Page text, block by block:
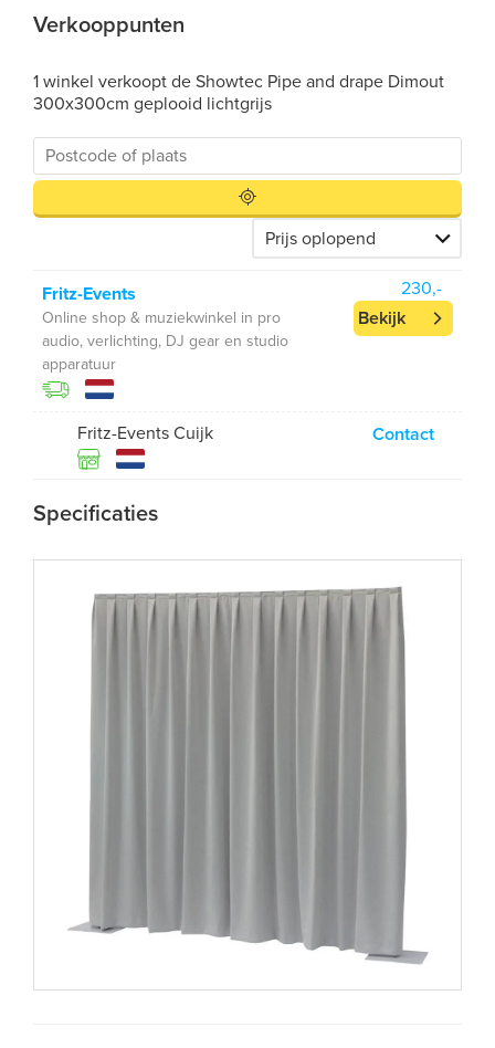
Verkooppunten
1 winkel verkoopt de Showtec Pipe and drape Dimout
300x300cm geplooid lichtgrijs
Fritz-Events
Online shop & muziekwinkel in pro
audio, verlichting, DJ gear en studio
apparatuur
230,-
Bekijk
Fritz-Events Cuijk Contact
Specificaties